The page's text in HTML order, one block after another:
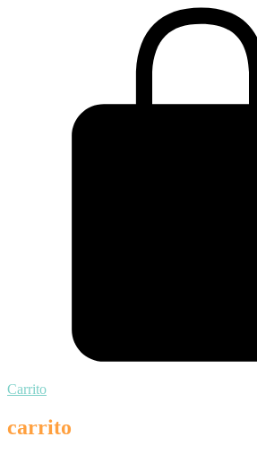
Carrito
carrito